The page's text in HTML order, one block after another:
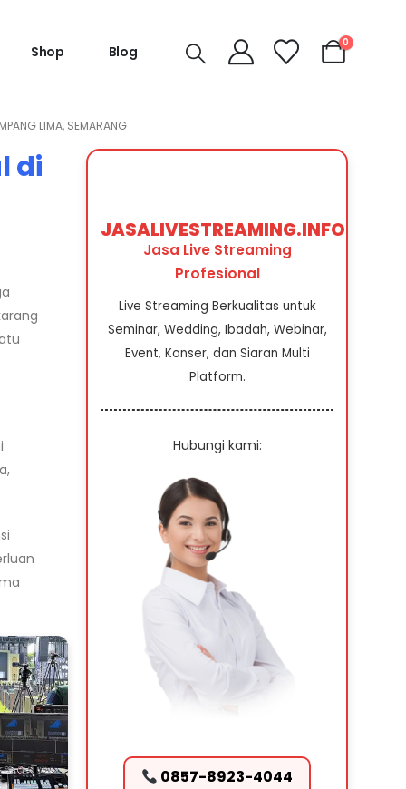
Shop Blog
0
LIMA, SEMARANG
di
JASALIVESTREAMING.INFO
Jasa Live Streaming
Profesional
Live Streaming Berkualitas untuk
Seminar, Wedding, Ibadah, Webinar,
Event, Konser, dan Siaran Multi
Platform.
Hubungi kami:
0857-8923-4044